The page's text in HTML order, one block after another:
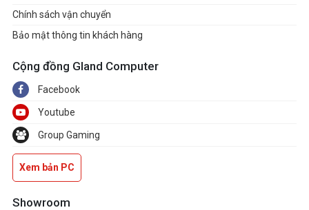
Chính sách vận chuyển
Bảo mật thông tin khách hàng
Cộng đồng Gland Computer
Facebook
Youtube
Group Gaming
Xem bản PC
Showroom